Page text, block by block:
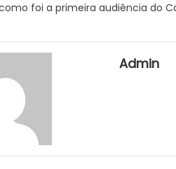
foi a primeira audiência do
Admin